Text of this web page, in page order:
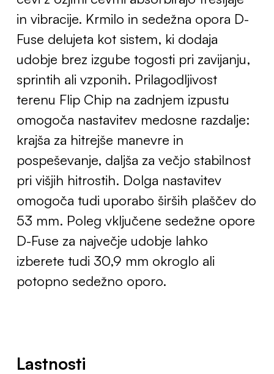
in vibracije. Krmilo in sedežna opora D-
Fuse delujeta kot sistem, ki dodaja
udobje brez izgube togosti pri zavijanju,
sprintih ali vzponih. Prilagodljivost
terenu Flip Chip na zadnjem izpustu
omogoča nastavitev medosne razdalje:
krajša za hitrejše manevre in
pospeševanje, daljša za večjo stabilnost
pri višjih hitrostih. Dolga nastavitev
omogoča tudi uporabo širših plaščev do
53 mm. Poleg vključene sedežne opore
D-Fuse za največje udobje lahko
izberete tudi 30,9 mm okroglo ali
potopno sedežno oporo.
Lastnosti